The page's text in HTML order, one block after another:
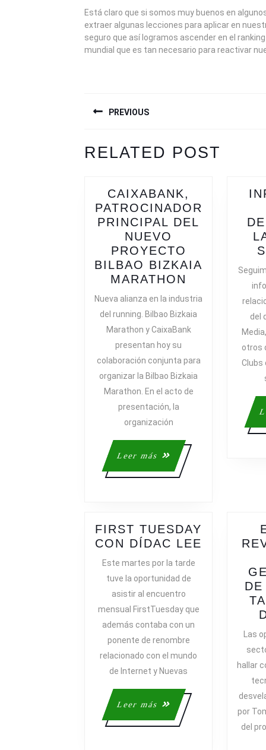
Está claro que si somos muy buenos en
extraer algunas lecciones para aplicar en
seguro que así logramos ascender en el
mundial que es tan necesario para reactivar
DE
ENTRADAS
PREVIOUS
post:
RELATED POST
CAIXABANK,
PATROCINADOR
PRINCIPAL DEL
NUEVO
PROYECTO
BILBAO BIZKAIA
MARATHON
PRINCIPAL
DEL
NUEVO
PROYECTO
BILBAO
BIZKAIA
MARATHON
Nueva alianza en la industria
del running. Bilbao Bizkaia
Marathon y CaixaBank
presentan hoy su
colaboración conjunta para
organizar la Bilbao Bizkaia
Marathon. En el acto de
presentación, la
organización
Leer más
Leer
más
del
otros
Clubs
FIRST TUESDAY
CON DÍDAC LEE
Este martes por la tarde
tuve la oportunidad de
asistir al encuentro
mensual FirstTuesday que
además contaba con un
ponente de renombre
relacionado con el mundo
de Internet y Nuevas
Leer más
Leer
más
Las
hallar
por
del